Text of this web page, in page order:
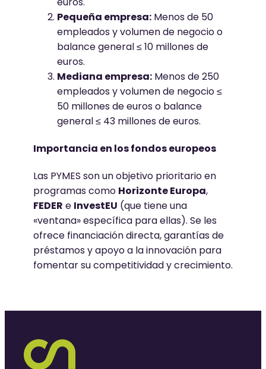
Pequeña empresa: Menos de 50
empleados y volumen de negocio o
balance general ≤ 10 millones de
euros.
Mediana empresa: Menos de 250
empleados y volumen de negocio ≤
50 millones de euros o balance
general ≤ 43 millones de euros.
Importancia en los fondos europeos
Las PYMES son un objetivo prioritario en
programas como Horizonte Europa,
FEDER e InvestEU (que tiene una
«ventana» específica para ellas). Se les
ofrece financiación directa, garantías de
préstamos y apoyo a la innovación para
fomentar su competitividad y crecimiento.